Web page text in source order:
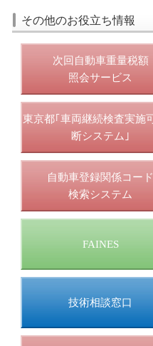
その他のお役立ち情報
次回自動車重量税額
照会サービス
東京都｢車両継続検査実施
断システム｣
自動車登録関係コード
検索システム
FAINES
技術相談窓口